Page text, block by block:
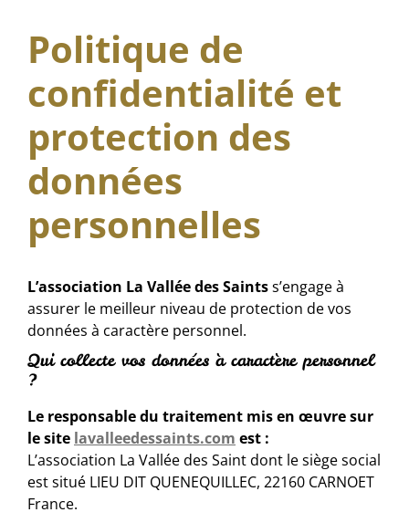
Politique de
confidentialité et
protection des
données
personnelles
L’association La Vallée des Saintss’engage à
assurer le meilleur niveau de protection de vos
données à caractère personnel.
Qui collecte vos données à caractère personnel
?
Le responsable du traitement mis en œuvre sur
le site lavalleedessaints.com est :
L’association La Vallée des Saint dont le siège social
est situé LIEU DIT QUENEQUILLEC, 22160 CARNOET
France.